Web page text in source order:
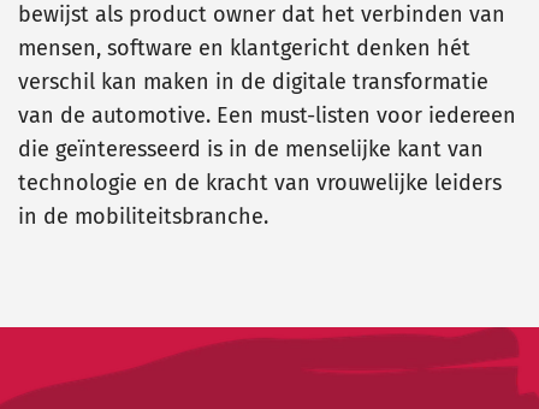
bewijst als product owner dat het verbinden van
mensen, software en klantgericht denken hét
verschil kan maken in de digitale transformatie
van de automotive. Een must-listen voor iedereen
die geïnteresseerd is in de menselijke kant van
technologie en de kracht van vrouwelijke leiders
in de mobiliteitsbranche.